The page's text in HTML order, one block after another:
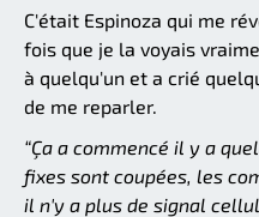
C'était Espinoza qui me
fois que je la voyais
à quelqu'un et a crié
de me reparler.
“Ça a commencé il y a
fixes sont coupées, les
il n'y a plus de signal